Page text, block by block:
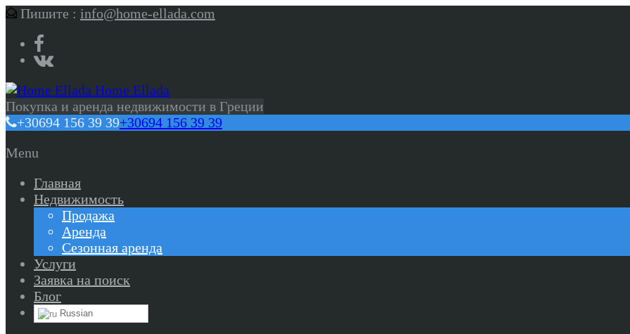
Пишите : info@home-ellada.com
Home Ellada
Покупка и аренда недвижимости в Греции
+30694 156 39 39+30694 156 39 39
Menu
Главная
Недвижимость
Продажа
Аренда
Сезонная аренда
Услуги
Заявка на поиск
Блог
Russian